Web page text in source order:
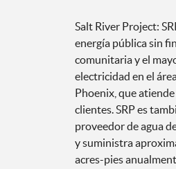
Salt River Project:
energía pública sin
comunitaria y el
electricidad en el
Phoenix, que
clientes. SRP es
proveedor de agua
y suministra
acres-pies